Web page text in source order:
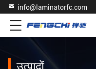
info@laminatorfc.com
उत्पादों